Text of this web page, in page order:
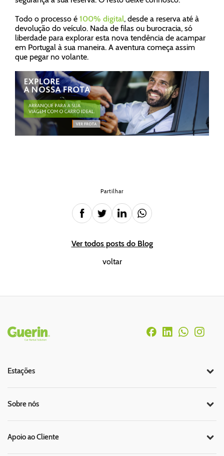
Todo o processo é 100% digital, desde a reserva até à
devolução do veículo. Nada de filas ou burocracia, só
liberdade para explorar esta nova tendência de acampar
em Portugal à sua maneira. A aventura começa assim
que pegar no volante.
Partilhar
Ver todos posts do Blog
voltar
Rodapé
Estações
Sobre nós
Apoio ao Cliente